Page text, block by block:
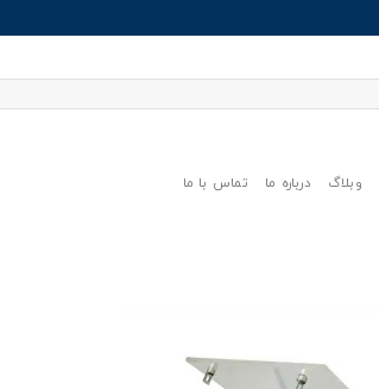
وبلاگ درباره ما تماس با ما